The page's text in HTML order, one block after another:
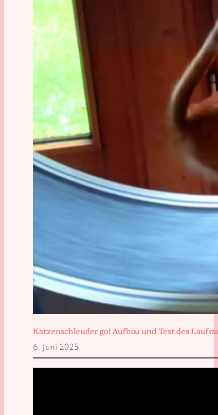
Katzenschleuder go! Aufbau und Test des
6. Juni 2025